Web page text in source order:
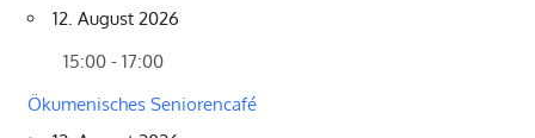
12. August 2026
15:00 - 17:00
Ökumenisches Seniorencafé